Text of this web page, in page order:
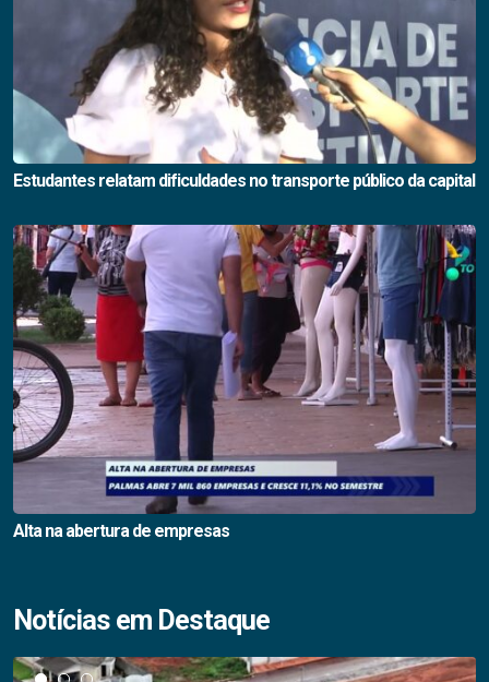
Estudantes relatam dificuldades no transporte público da capital
Alta na abertura de empresas
Notícias em Destaque